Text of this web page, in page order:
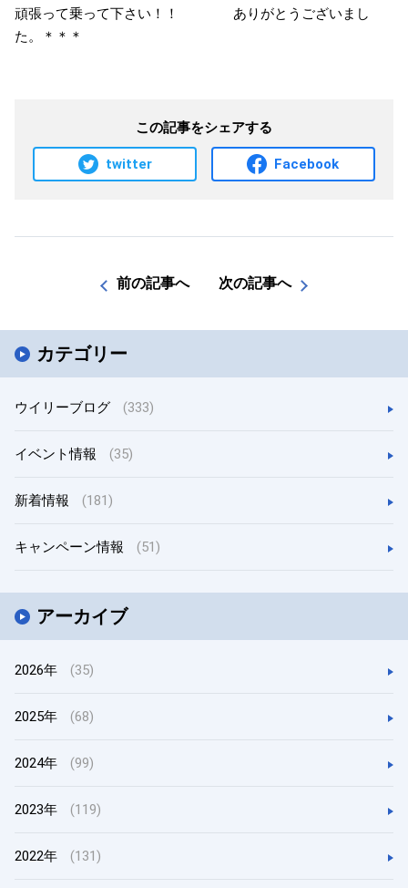
カテゴリー
ウイリーブログ (333)
イベント情報 (35)
新着情報 (181)
キャンペーン情報 (51)
アーカイブ
2026年 (35)
2025年 (68)
2024年 (99)
2023年 (119)
2022年 (131)
頑張って乗って下さい！！ ありがとうございまし
た。＊＊＊
この記事をシェアする
twitter Facebook
前の記事へ 次の記事へ